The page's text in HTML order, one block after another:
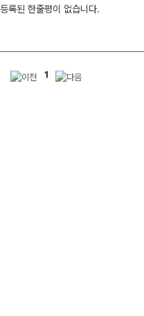
등록된 한줄평이 없습니다.
1